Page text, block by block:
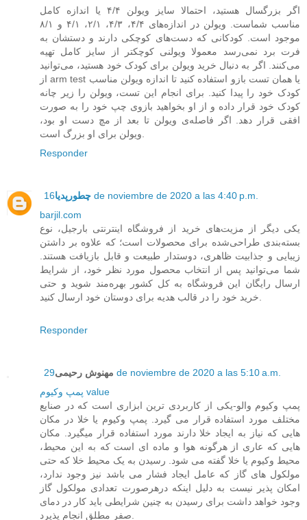
اگر بزرگسال هستید، احتمالا سایز ویولن ۴/۴ یا اندازه کامل
مناسب شماست. ویولن در اندازه‌های ۴/۴، ۴/۳، ۲/۱، ۴/۱ و ۸/۱
موجود است. کودکانی که دست‌های کوچکی دارند و دستشان به
فرت برد نمی‌رسد معمولا ویولنی کوچکتر از سایز کامل تهیه
می‌کنند. اگر به دنبال خرید ویولن برای کودک خود هستید، می‌توانید
از arm test یا همان تست بازو استفاده کنید تا اندازه ویولن مناسب
کودک خود را پیدا کنید. برای انجام این تست، ویولن را زیر چانه
کودک خود قرار داده و از او بخواهید بازوی چپ خود را به صورت
افقی قرار دهد. اگر فاصله‌ی ویولن تا بعد از مچ دست او بود،
ویولن برای او بزرگ است.
Responder
چطورپدیا 16 de noviembre de 2020 a las 4:40 p.m.
barjil.com
یکی دیگر از مزیت‌های خرید از فروشگاه اینترنتی بارجیل، نوع
بسته‌بندی طراحی‌شده برای محصولات است؛ که علاوه بر داشتن
زیبایی و جذابیت ظاهری، دوستدار طبیعت و قابل بازیافت هستند.
شما می‌توانید پس از انتخاب محصول مورد نظر خود، از شرایط
ارسال رایگان این فروشگاه به کل کشور بهره‌مند شوید و حتی
خرید خود را در قالب هدیه برای دوستان خود ارسال کنید.
Responder
مهنوش رحیمی 29 de noviembre de 2020 a las 5:10 a.m.
پمپ وکیوم value
پمپ وکیوم والو-یکی از کاربردی ترین ابزاری است که در صنایع
مختلف مورد استفاده قرار می گیرد. پمپ وکیوم یا خلا در مکان
هایی که نیاز به ایجاد خلا دارند مورد استفاده قرار میگیرد. مکان
هایی که عاری از هرگونه هوا و ماده ای است که به این محیط،
محیط وکیوم یا خلا گفته می شود. رسیدن به یک محیط خلا که حتی
مولکول های گاز که عامل ایجاد فشار می باشد نیز وجود ندارد،
امکان پذیر نیست به دلیل اینکه درهرصورت تعدادی مولکول گاز
وجود خواهد داشت برای رسیدن به چنین شرایطی باید کار در دمای
صفر مطلق انجام پذیرد.